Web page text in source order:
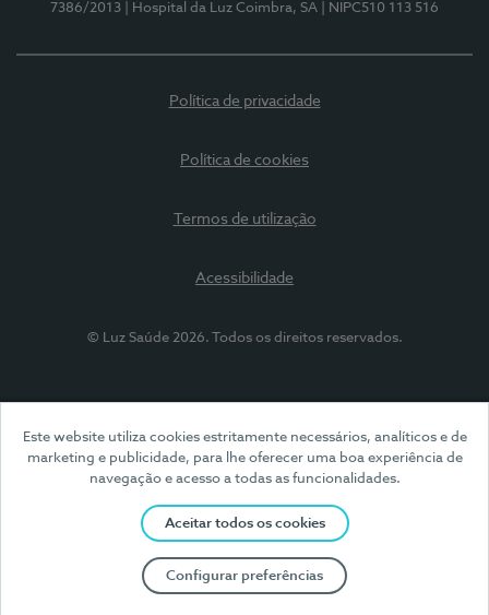
Este website utiliza cookies estritamente necessários, analíticos e de
marketing e publicidade, para lhe oferecer uma boa experiência de
navegação e acesso a todas as funcionalidades.
Aceitar todos os cookies
Configurar preferências
7386/2013
| Hospital da Luz Coimbra, SA | NIPC510 113 516
Política de privacidade
Política de cookies
Termos de utilização
Acessibilidade
© Luz Saúde 2026. Todos os direitos reservados.